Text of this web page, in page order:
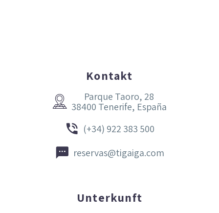
Kontakt


Parque Taoro, 28
38400 Tenerife, España

 (+34) 922 383 500

 reservas@tigaiga.com
Unterkunft